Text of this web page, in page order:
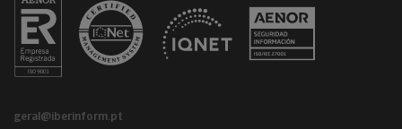
geral@iberinform.pt